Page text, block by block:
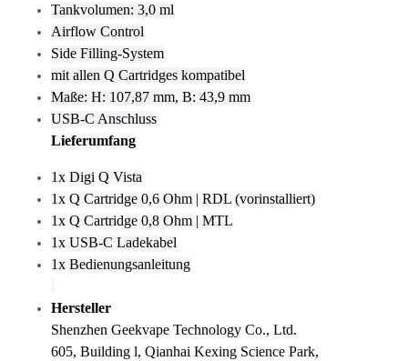
Tankvolumen: 3,0 ml
Airflow Control
Side Filling-System
mit allen Q Cartridges kompatibel
Maße: H: 107,87 mm, B: 43,9 mm
USB-C Anschluss
Lieferumfang
1x Digi Q Vista
1x Q Cartridge 0,6 Ohm | RDL (vorinstalliert)
1x Q Cartridge 0,8 Ohm | MTL
1x USB-C Ladekabel
1x Bedienungsanleitung
Hersteller
Shenzhen Geekvape Technology Co., Ltd.
605, Building l, Qianhai Kexing Science Park,